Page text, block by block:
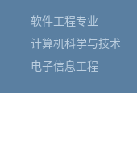
软件工程专业
计算机科学与技术
电子信息工程